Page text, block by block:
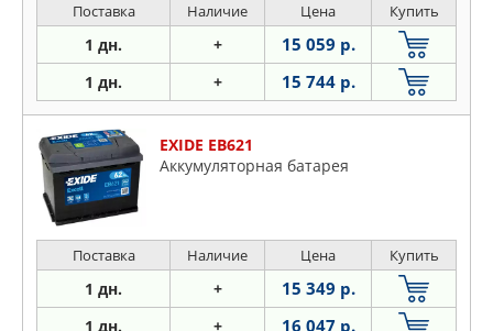
Поставка Наличие Цена Купить
1 дн. + 15 059 р.
1 дн. + 15 744 р.
EXIDE EB621
Аккумуляторная батарея
Поставка Наличие Цена Купить
1 дн. + 15 349 р.
1 дн. + 16 047 р.